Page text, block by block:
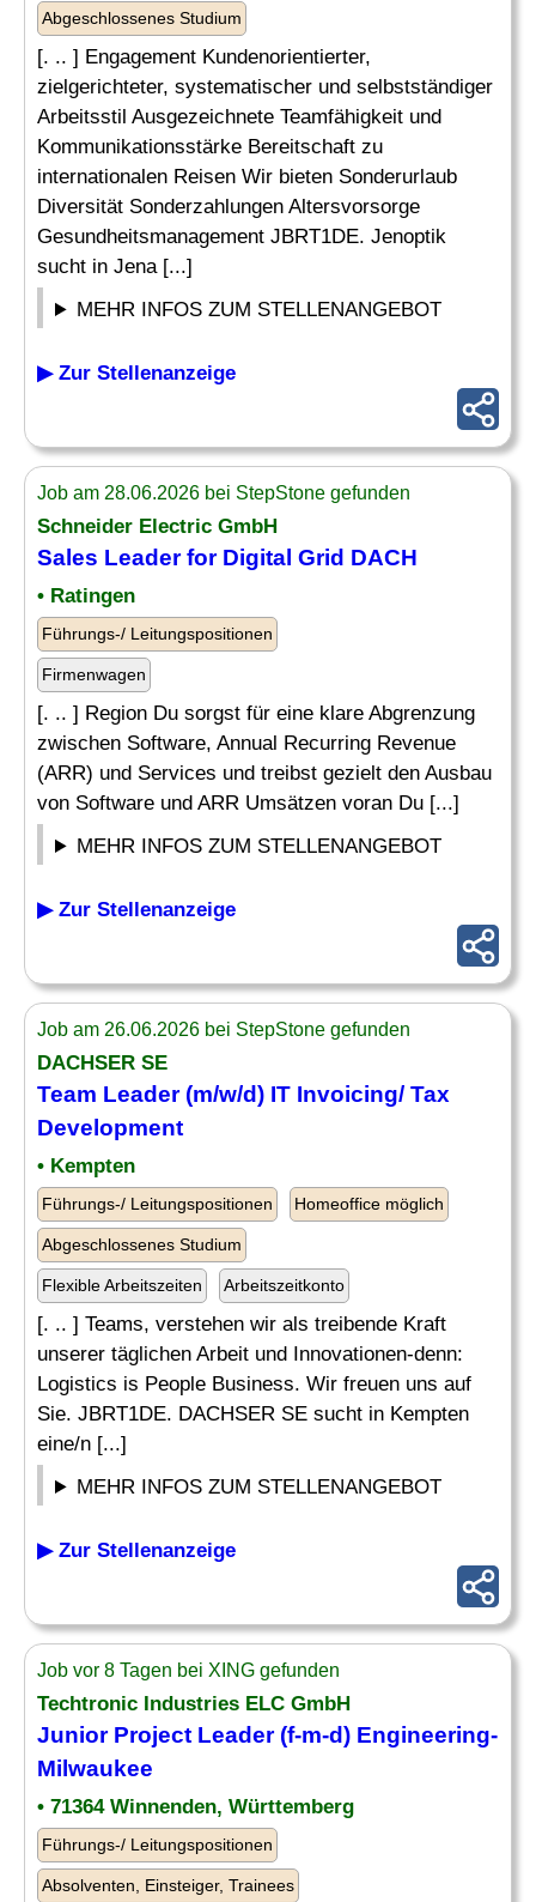
Abgeschlossenes Studium
[. .. ] Engagement Kundenorientierter,
zielgerichteter, systematischer und selbstständiger
Arbeitsstil Ausgezeichnete Teamfähigkeit und
Kommunikationsstärke Bereitschaft zu
internationalen Reisen Wir bieten Sonderurlaub
Diversität Sonderzahlungen Altersvorsorge
Gesundheitsmanagement JBRT1DE. Jenoptik
sucht in Jena [...]
MEHR INFOS ZUM STELLENANGEBOT
▶ Zur Stellenanzeige
Job am 28.06.2026 bei StepStone gefunden
Schneider Electric GmbH
Sales Leaderfor Digital Grid DACH
• Ratingen
Führungs-/ Leitungspositionen
Firmenwagen
[. .. ] Region Du sorgst für eine klare Abgrenzung
zwischen Software, Annual Recurring Revenue
(ARR) und Services und treibst gezielt den Ausbau
von Software und ARR Umsätzen voran Du [...]
MEHR INFOS ZUM STELLENANGEBOT
▶ Zur Stellenanzeige
Job am 26.06.2026 bei StepStone gefunden
DACHSER SE
Team Leader(m/w/d) IT Invoicing/ Tax
Development
• Kempten
Führungs-/ Leitungspositionen Homeoffice möglich
Abgeschlossenes Studium
Flexible Arbeitszeiten Arbeitszeitkonto
[. .. ] Teams, verstehen wir als treibende Kraft
unserer täglichen Arbeit und Innovationen-denn:
Logistics is People Business. Wir freuen uns auf
Sie. JBRT1DE. DACHSER SE sucht in Kempten
eine/n [...]
MEHR INFOS ZUM STELLENANGEBOT
▶ Zur Stellenanzeige
Job vor 8 Tagen bei XING gefunden
Techtronic Industries ELC GmbH
Junior Project Leader(f-m-d) Engineering-
Milwaukee
• 71364 Winnenden, Württemberg
Führungs-/ Leitungspositionen
Absolventen, Einsteiger, Trainees